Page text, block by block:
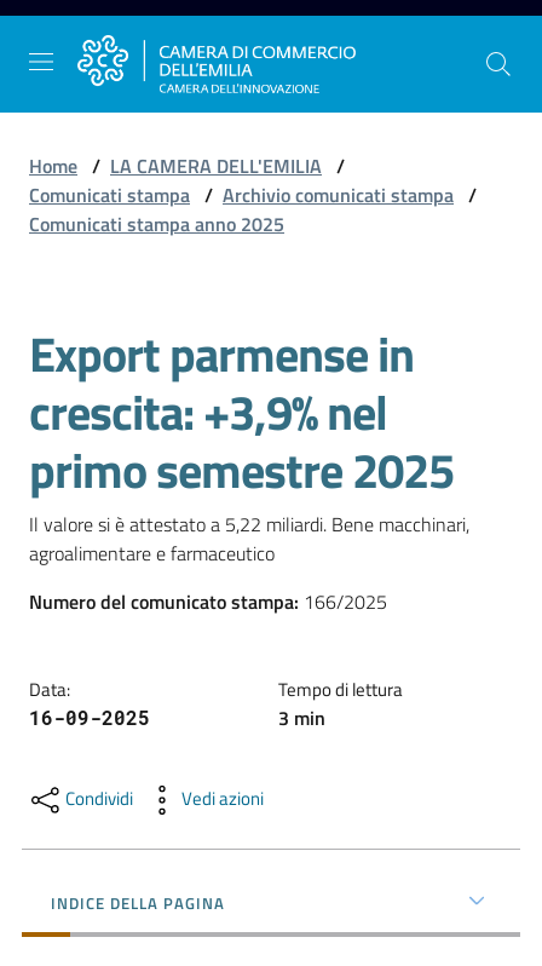
Vai al contenuto
Vai alla navigazione
Vai al footer
Gestire
l'impresa
Promuovere
l'impresa
il
e
Consumatore
Home / LA CAMERA DELL'EMILIA /
Comunicati stampa / Archivio comunicati stampa /
Comunicati stampa anno 2025
Salta al contenuto
Export parmense in
crescita: +3,9% nel
primo semestre 2025
Il valore si è attestato a 5,22 miliardi. Bene macchinari,
agroalimentare e farmaceutico
Numero del comunicato stampa: 166/2025
Data:
16-09-2025
Tempo di lettura
3 min
Condividi Vedi azioni
INDICE DELLA PAGINA